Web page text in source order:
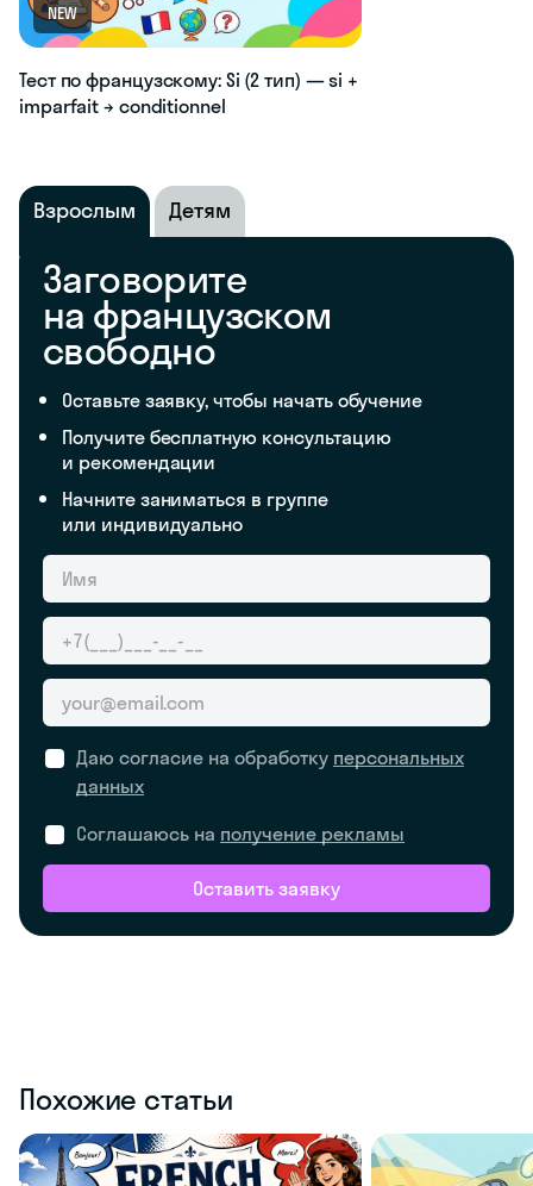
NEW
Тест по французскому: Si (2 тип) — si +
imparfait → conditionnel
Взрослым Детям
Заговорите
на французском
свободно
Оставьте заявку, чтобы начать обучение
Получите бесплатную консультацию
и рекомендации
Начните заниматься в группе
или индивидуально
Даю согласие на обработку персональных
данных
Соглашаюсь на получение рекламы
Оставить заявку
Похожие статьи